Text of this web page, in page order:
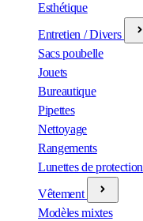
Esthétique
Entretien / Divers
Sacs poubelle
Jouets
Bureautique
Pipettes
Nettoyage
Rangements
Lunettes de protection
Vêtement
Modèles mixtes